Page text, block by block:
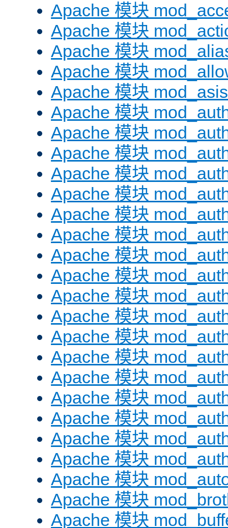
Apache 模块
Apache 模块
Apache 模块
Apache 模块
Apache 模块 mod_asis
Apache 模块
Apache 模块
Apache 模块
Apache 模块
Apache 模块
Apache 模块
Apache 模块
Apache 模块
Apache 模块
Apache 模块
Apache 模块
Apache 模块
Apache 模块
Apache 模块
Apache 模块
Apache 模块
Apache 模块
Apache 模块
Apache 模块
Apache 模块
Apache 模块